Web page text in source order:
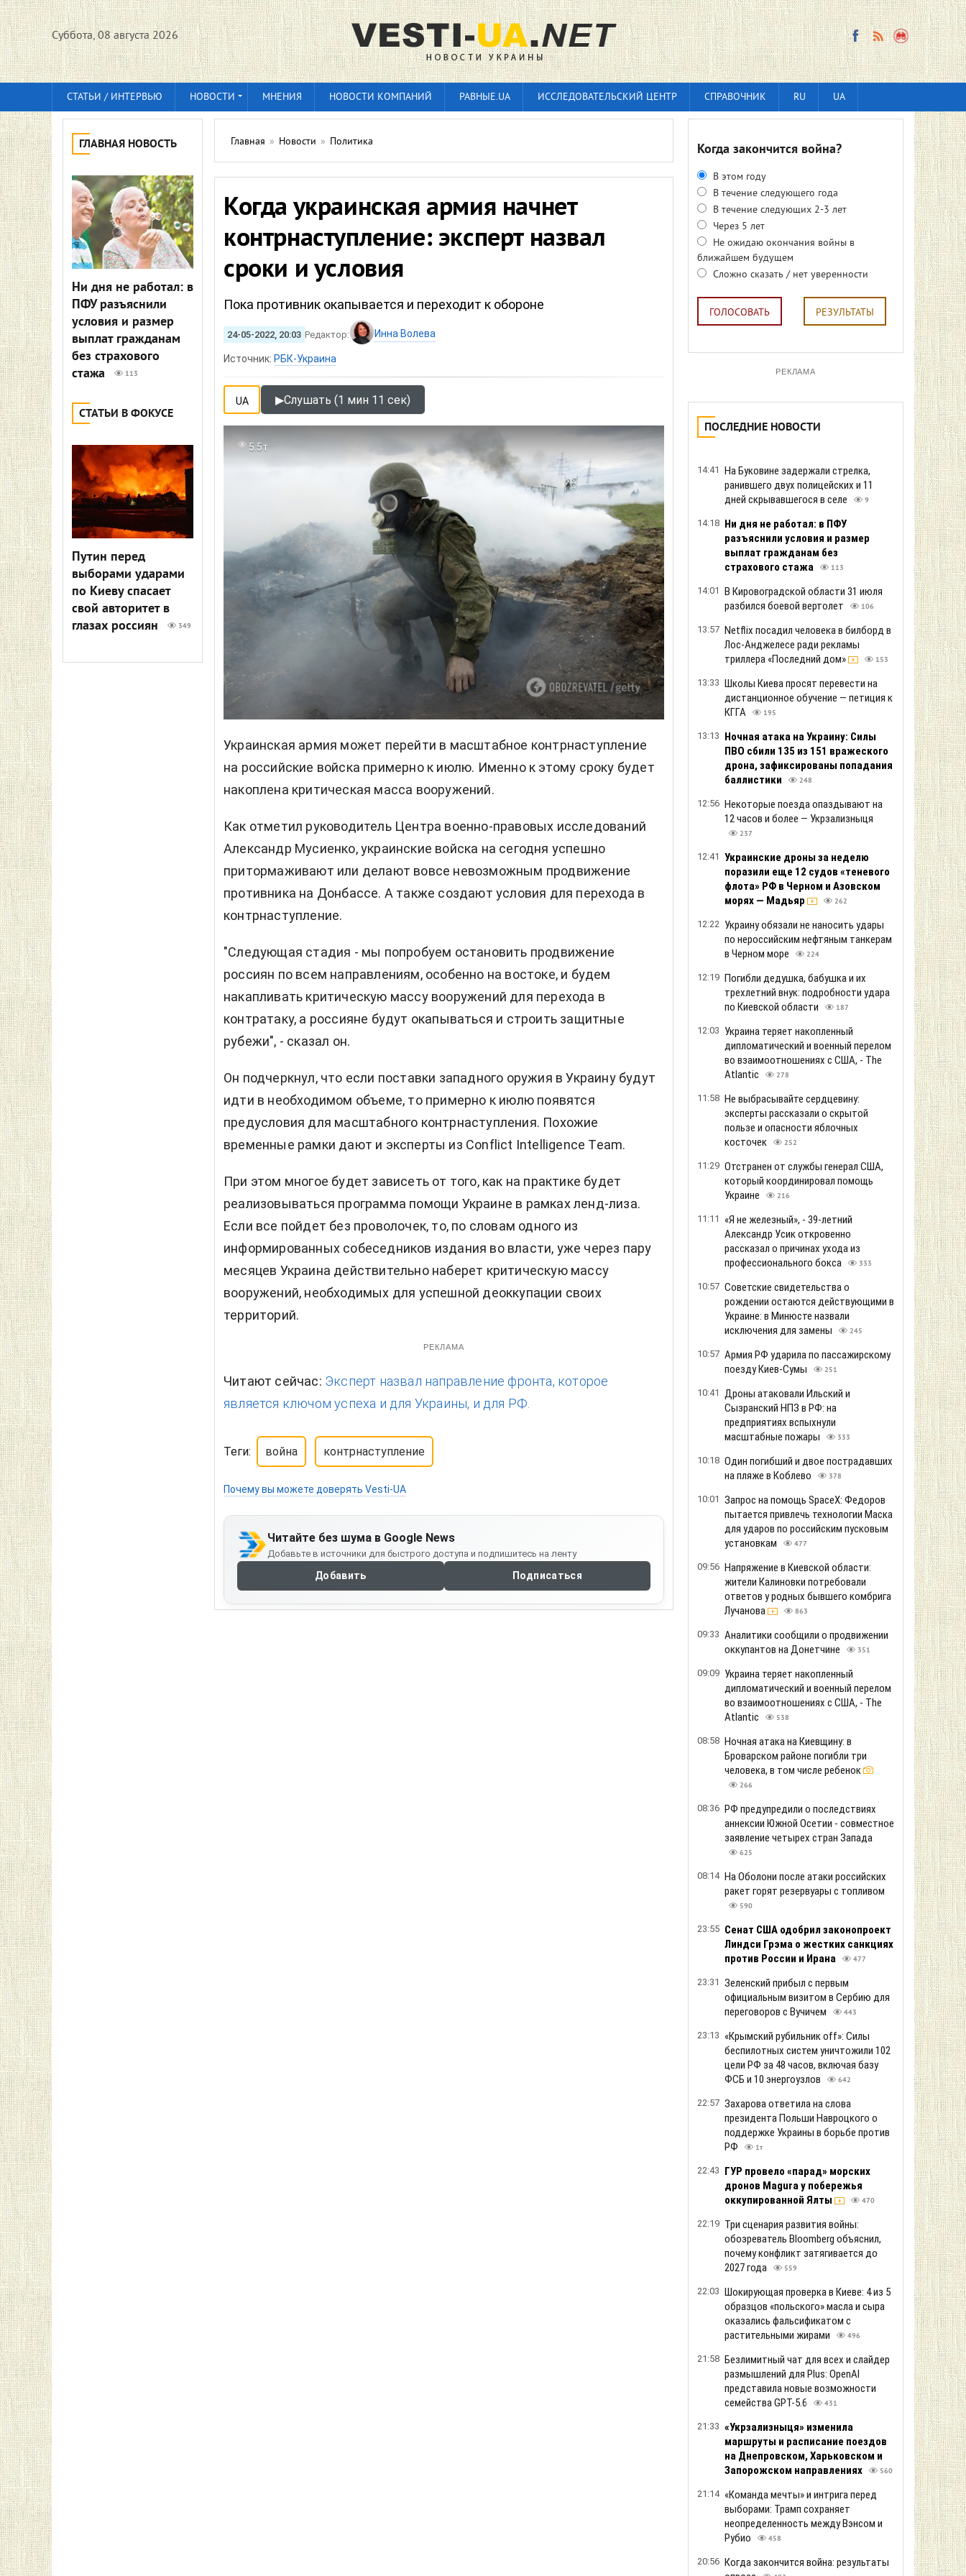
Суббота, 08 августа 2026
СТАТЬИ / ИНТЕРВЬЮ НОВОСТИ МНЕНИЯ НОВОСТИ КОМПАНИЙ РАВНЫЕ.UA ИССЛЕДОВАТЕЛЬСКИЙ ЦЕНТР СПРАВОЧНИК RU UA
ГЛАВНАЯ НОВОСТЬ
Ни дня не работал: в
ПФУ разъяснили
условия и размер
выплат гражданам
без страхового
стажа
113
СТАТЬИ В ФОКУСЕ
Путин перед
выборами ударами
по Киеву спасает
свой авторитет в
глазах россиян
349
Главная » Новости » Политика
Когда украинская армия начнет
контрнаступление: эксперт назвал
сроки и условия
Пока противник окапывается и переходит к обороне
24-05-2022, 20:03 Редактор: Инна Волева
Источник: РБК-Украина
UA ▶Слушать (1 мин 11 сек)
5.5т
Украинская армия может перейти в масштабное контрнаступление
на российские войска примерно к июлю. Именно к этому сроку будет
накоплена критическая масса вооружений.
Как отметил руководитель Центра военно-правовых исследований
Александр Мусиенко, украинские войска на сегодня успешно
притормаживают или делают вовсе невозможным продвижение
противника на Донбассе. А также создают условия для перехода в
контрнаступление.
"Следующая стадия - мы попробуем остановить продвижение
россиян по всем направлениям, особенно на востоке, и будем
накапливать критическую массу вооружений для перехода в
контратаку, а россияне будут окапываться и строить защитные
рубежи", - сказал он.
Он подчеркнул, что если поставки западного оружия в Украину будут
идти в необходимом объеме, то примерно к июлю появятся
предусловия для масштабного контрнаступления. Похожие
временные рамки дают и эксперты из Conflict Intelligence Team.
При этом многое будет зависеть от того, как на практике будет
реализовываться программа помощи Украине в рамках ленд-лиза.
Если все пойдет без проволочек, то, по словам одного из
информированных собеседников издания во власти, уже через пару
месяцев Украина действительно наберет критическую массу
вооружений, необходимых для успешной деоккупации своих
территорий.
РЕКЛАМА
Читают сейчас: Эксперт назвал направление фронта, которое
является ключом успеха и для Украины, и для РФ.
Теги: война контрнаступление
Почему вы можете доверять Vesti-UA
Читайте без шума в Google News
Добавьте в источники для быстрого доступа и подпишитесь на ленту
Добавить Подписаться
Когда закончится война?
В этом году
В течение следующего года
В течение следующих 2-3 лет
Через 5 лет
Не ожидаю окончания войны в
ближайшем будущем
Сложно сказать / нет уверенности
ГОЛОСОВАТЬ РЕЗУЛЬТАТЫ
РЕКЛАМА
ПОСЛЕДНИЕ НОВОСТИ
14:41 На Буковине задержали стрелка,
ранившего двух полицейских и 11
дней скрывавшегося в селе
9
14:18 Ни дня не работал: в ПФУ
разъяснили условия и размер
выплат гражданам без
страхового стажа
113
14:01 В Кировоградской области 31 июля
разбился боевой вертолет
106
13:57 Netflix посадил человека в билборд в
Лос-Анджелесе ради рекламы
триллера «Последний дом»
153
13:33 Школы Киева просят перевести на
дистанционное обучение — петиция к
КГГА
195
13:13 Ночная атака на Украину: Силы
ПВО сбили 135 из 151 вражеского
дрона, зафиксированы попадания
баллистики
248
12:56 Некоторые поезда опаздывают на
12 часов и более — Укрзализныця
237
12:41 Украинские дроны за неделю
поразили еще 12 судов «теневого
флота» РФ в Черном и Азовском
морях — Мадьяр
262
12:22 Украину обязали не наносить удары
по нероссийским нефтяным танкерам
в Черном море
224
12:19 Погибли дедушка, бабушка и их
трехлетний внук: подробности удара
по Киевской области
187
12:03 Украина теряет накопленный
дипломатический и военный перелом
во взаимоотношениях с США, - The
Atlantic
278
11:58 Не выбрасывайте сердцевину:
эксперты рассказали о скрытой
пользе и опасности яблочных
косточек
252
11:29 Отстранен от службы генерал США,
который координировал помощь
Украине
216
11:11
«Я не железный», - 39-летний
Александр Усик откровенно
рассказал о причинах ухода из
профессионального бокса
333
10:57 Советские свидетельства о
рождении остаются действующими в
Украине: в Минюсте назвали
исключения для замены
245
10:57 Армия РФ ударила по пассажирскому
поезду Киев-Сумы
251
10:41 Дроны атаковали Ильский и
Сызранский НПЗ в РФ: на
предприятиях вспыхнули
масштабные пожары
333
10:18 Один погибший и двое пострадавших
на пляже в Коблево
378
10:01 Запрос на помощь SpaceX: Федоров
пытается привлечь технологии Маска
для ударов по российским пусковым
установкам
477
09:56 Напряжение в Киевской области:
жители Калиновки потребовали
ответов у родных бывшего комбрига
Лучанова
863
09:33 Аналитики сообщили о продвижении
оккупантов на Донетчине
351
09:09 Украина теряет накопленный
дипломатический и военный перелом
во взаимоотношениях с США, - The
Atlantic
538
08:58 Ночная атака на Киевщину: в
Броварском районе погибли три
человека, в том числе ребенок
266
08:36 РФ предупредили о последствиях
аннексии Южной Осетии - совместное
заявление четырех стран Запада
625
08:14 На Оболони после атаки российских
ракет горят резервуары с топливом
590
23:55 Сенат США одобрил законопроект
Линдси Грэма о жестких санкциях
против России и Ирана
477
23:31 Зеленский прибыл с первым
официальным визитом в Сербию для
переговоров с Вучичем
443
23:13 «Крымский рубильник off»: Силы
беспилотных систем уничтожили 102
цели РФ за 48 часов, включая базу
ФСБ и 10 энергоузлов
642
22:57 Захарова ответила на слова
президента Польши Навроцкого о
поддержке Украины в борьбе против
РФ
1т
22:43 ГУР провело «парад» морских
дронов Magura у побережья
оккупированной Ялты
470
22:19 Три сценария развития войны:
обозреватель Bloomberg объяснил,
почему конфликт затягивается до
2027 года
559
22:03 Шокирующая проверка в Киеве: 4 из 5
образцов «польского» масла и сыра
оказались фальсификатом с
растительными жирами
496
21:58 Безлимитный чат для всех и слайдер
размышлений для Plus: OpenAI
представила новые возможности
семейства GPT-5.6
431
21:33 «Укрзализныця» изменила
маршруты и расписание поездов
на Днепровском, Харьковском и
Запорожском направлениях
560
21:14 «Команда мечты» и интрига перед
выборами: Трамп сохраняет
неопределенность между Вэнсом и
Рубио
458
20:56 Когда закончится война: результаты